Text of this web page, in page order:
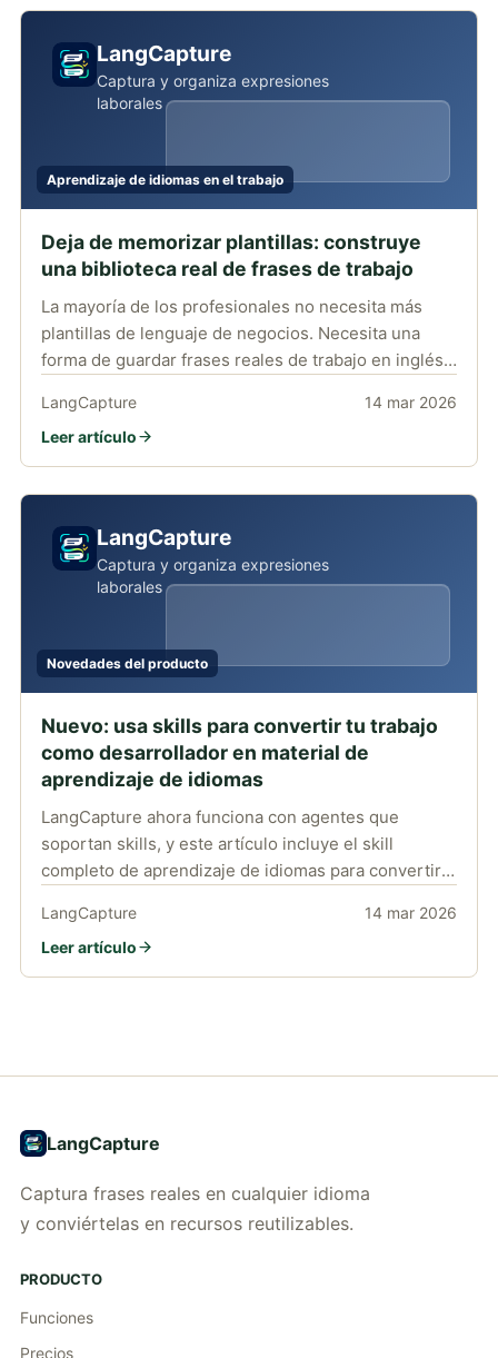
LangCapture
Captura y organiza expresiones
laborales
Aprendizaje de idiomas en el trabajo
Deja de memorizar plantillas: construye
una biblioteca real de frases de trabajo
La mayoría de los profesionales no necesita más
plantillas de lenguaje de negocios. Necesita una
forma de guardar frases reales de trabajo en inglés y
después.
LangCapture
14 mar 2026
Leer artículo
LangCapture
Captura y organiza expresiones
laborales
Novedades del producto
Nuevo: usa skills para convertir tu trabajo
como desarrollador en material de
aprendizaje de idiomas
LangCapture ahora funciona con agentes que
soportan skills, y este artículo incluye el skill
completo de aprendizaje de idiomas para convertir
reutilizables en tu idioma objetivo.
LangCapture
14 mar 2026
Leer artículo
LangCapture
Captura frases reales en cualquier idioma
y conviértelas en recursos reutilizables.
PRODUCTO
Funciones
Precios